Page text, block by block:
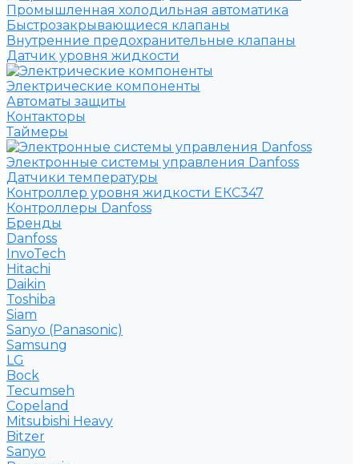
Промышленная холодильная автоматика
Быстрозакрывающиеся клапаны
Внутренние предохранительные клапаны
Датчик уровня жидкости
Электрические компоненты
Автоматы защиты
Контакторы
Таймеры
Электронные системы управления Danfoss
Датчики температуры
Контроллер уровня жидкости ЕКС347
Контроллеры Danfoss
Бренды
Danfoss
InvoTech
Hitachi
Daikin
Toshiba
Siam
Sanyo (Panasonic)
Samsung
LG
Bock
Tecumseh
Copeland
Mitsubishi Heavy
Bitzer
Sanyo